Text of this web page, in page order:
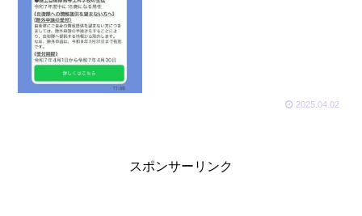
2025.04.02
スポンサーリンク